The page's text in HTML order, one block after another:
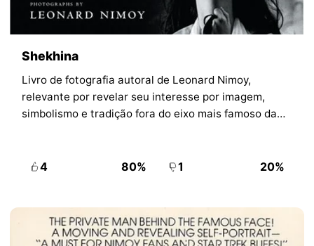
Shekhina
Livro de fotografia autoral de Leonard Nimoy,
relevante por revelar seu interesse por imagem,
simbolismo e tradição fora do eixo mais famoso da
4 80% 1 20%